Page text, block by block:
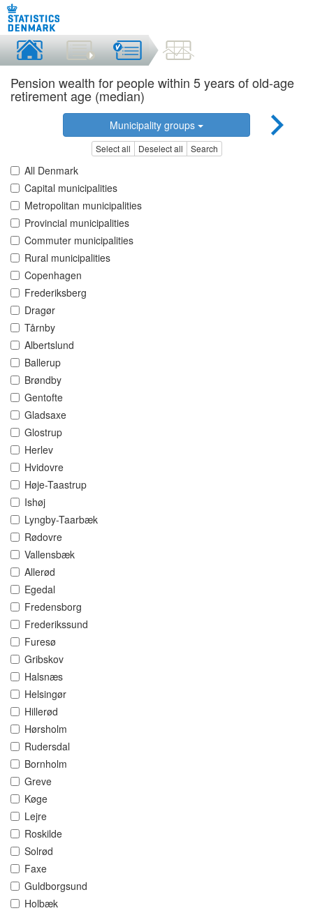
Pension wealth for people within 5 years of old-age
retirement age (median)
Municipality groups
Select all Deselect all Search
All Denmark
Capital municipalities
Metropolitan municipalities
Provincial municipalities
Commuter municipalities
Rural municipalities
Copenhagen
Frederiksberg
Dragør
Tårnby
Albertslund
Ballerup
Brøndby
Gentofte
Gladsaxe
Glostrup
Herlev
Hvidovre
Høje-Taastrup
Ishøj
Lyngby-Taarbæk
Rødovre
Vallensbæk
Allerød
Egedal
Fredensborg
Frederikssund
Furesø
Gribskov
Halsnæs
Helsingør
Hillerød
Hørsholm
Rudersdal
Bornholm
Greve
Køge
Lejre
Roskilde
Solrød
Faxe
Guldborgsund
Holbæk